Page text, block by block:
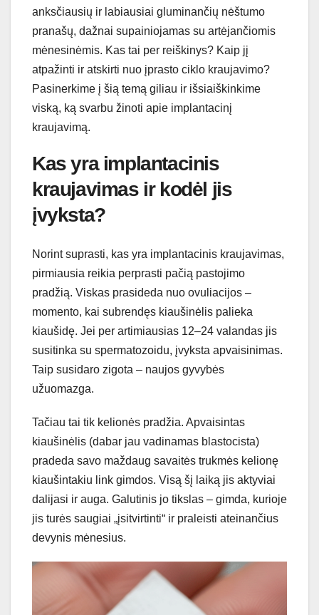
anksčiausių ir labiausiai gluminančių nėštumo
pranašų, dažnai supainiojamas su artėjančiomis
mėnesinėmis. Kas tai per reiškinys? Kaip jį
atpažinti ir atskirti nuo įprasto ciklo kraujavimo?
Pasinerkime į šią temą giliau ir išsiaiškinkime
viską, ką svarbu žinoti apie implantacinį
kraujavimą.
Kas yra implantacinis
kraujavimas ir kodėl jis
įvyksta?
Norint suprasti, kas yra implantacinis kraujavimas,
pirmiausia reikia perprasti pačią pastojimo
pradžią. Viskas prasideda nuo ovuliacijos –
momento, kai subrendęs kiaušinėlis palieka
kiaušidę. Jei per artimiausias 12–24 valandas jis
susitinka su spermatozoidu, įvyksta apvaisinimas.
Taip susidaro zigota – naujos gyvybės
užuomazga.
Tačiau tai tik kelionės pradžia. Apvaisintas
kiaušinėlis (dabar jau vadinamas blastocista)
pradeda savo maždaug savaitės trukmės kelionę
kiaušintakiu link gimdos. Visą šį laiką jis aktyviai
dalijasi ir auga. Galutinis jo tikslas – gimda, kurioje
jis turės saugiai „įsitvirtinti“ ir praleisti ateinančius
devynis mėnesius.